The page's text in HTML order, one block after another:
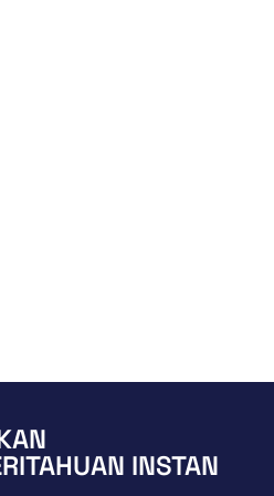
INSTAN